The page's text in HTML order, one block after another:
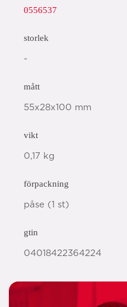
0556537
storlek
-
mått
55x28x100 mm
vikt
0,17 kg
förpackning
påse (1 st)
gtin
04018422364224